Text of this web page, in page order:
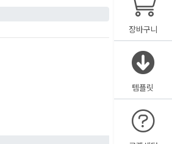
장바구니
템플릿